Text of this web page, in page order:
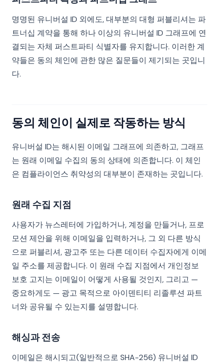
명명된 유니버설 ID 외에도, 대부분의 대형 퍼블리셔는 파
트너십 계약을 통해 하나 이상의 유니버설 ID 그래프에 연
결되는 자체 퍼스트파티 식별자를 유지합니다. 이러한 계
약들은 동의 체인에 관한 많은 질문들이 제기되는 곳입니
다.
동의 체인이 실제로 작동하는 방식
유니버설 ID는 해시된 이메일 그래프에 의존하고, 그래프
는 원래 이메일 수집의 동의 상태에 의존합니다. 이 체인
은 컴플라이언스 취약성의 대부분이 존재하는 곳입니다.
원래 수집 지점
사용자가 뉴스레터에 가입하거나, 계정을 만들거나, 프로
모션 제안을 위해 이메일을 입력하거나, 그 외 다른 방식
으로 퍼블리셔, 광고주 또는 다른 데이터 수집자에게 이메
일 주소를 제공합니다. 이 원래 수집 지점에서 개인정보
보호 고지는 이메일이 어떻게 사용될 것인지, 그리고 —
중요하게도 — 광고 목적으로 아이덴티티 리졸루션 파트
너와 공유될 수 있는지를 설명합니다.
해싱과 전송
이메일은 해시되고(일반적으로 SHA-256) 유니버설 ID